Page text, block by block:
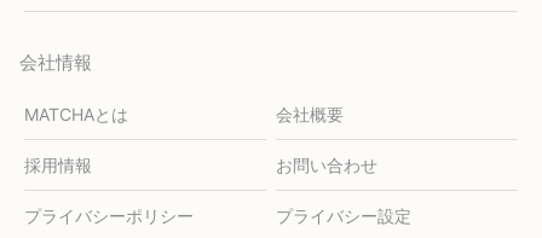
会社情報
MATCHAとは 会社概要
採用情報 お問い合わせ
プライバシーポリシー プライバシー設定